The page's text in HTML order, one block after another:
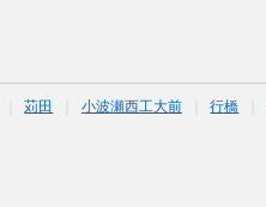
苅田 小波瀬西工大前 行橋